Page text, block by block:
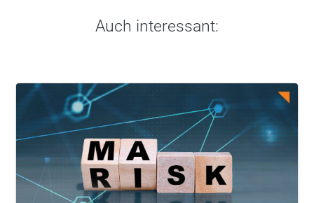
Auch interessant: